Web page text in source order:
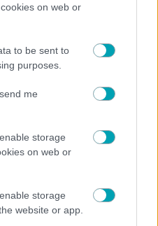
on web or
to be sent to
purposes.
me
storage
on web or
storage
website or app.
από τη δουλειά για